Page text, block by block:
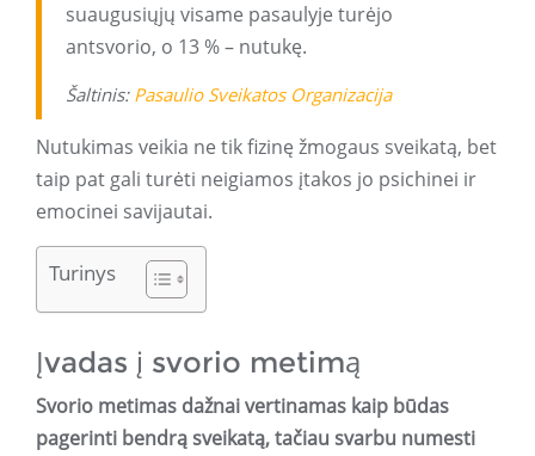
suaugusiųjų visame pasaulyje turėjo
antsvorio, o 13 % – nutukę.
Šaltinis: Pasaulio Sveikatos Organizacija
Nutukimas veikia ne tik fizinę žmogaus sveikatą, bet
taip pat gali turėti neigiamos įtakos jo psichinei ir
emocinei savijautai.
Turinys
Įvadas į svorio metimą
Svorio metimas dažnai vertinamas kaip būdas
pagerinti bendrą sveikatą, tačiau svarbu numesti